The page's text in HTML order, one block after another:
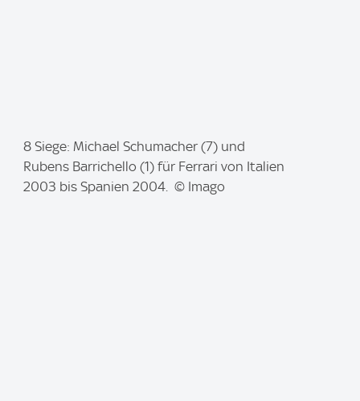
m
8 Siege: Michael Schumacher (7) und
Rubens Barrichello (1) für Ferrari von Italien
2003 bis Spanien 2004. © Imago